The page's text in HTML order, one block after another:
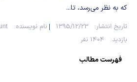
که به نظر می‌رسد، تا...
تاریخ انتشار: 1395/12/23 نام نویسنده:
بازدید:
1404 نفر
فهرست مطالب
بمب های شیمیایی
شیمی عمومی
شیمی سبز
گیاهان دارویی